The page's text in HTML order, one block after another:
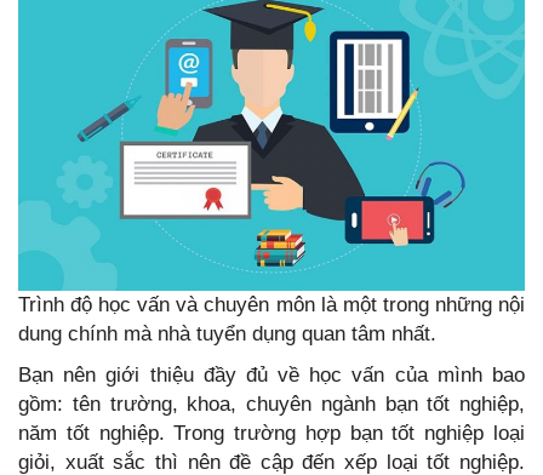
Trình độ học vấn và chuyên môn là một trong những nội
dung chính mà nhà tuyển dụng quan tâm nhất.
Bạn nên giới thiệu đầy đủ về học vấn của mình bao
gồm: tên trường, khoa, chuyên ngành bạn tốt nghiệp,
năm tốt nghiệp. Trong trường hợp bạn tốt nghiệp loại
giỏi, xuất sắc thì nên đề cập đến xếp loại tốt nghiệp.